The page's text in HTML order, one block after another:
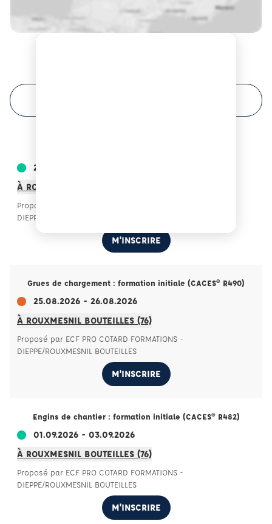
24.08.2026 - 25.08.2026
À ROUXMESNIL BOUTEILLES (76)
Proposé par ECF PRO COTARD FORMATIONS -
DIEPPE/ROUXMESNIL BOUTEILLES
M'INSCRIRE
Grues de chargement : formation initiale (CACES® R490)
25.08.2026 - 26.08.2026
À ROUXMESNIL BOUTEILLES (76)
Proposé par ECF PRO COTARD FORMATIONS -
DIEPPE/ROUXMESNIL BOUTEILLES
M'INSCRIRE
Engins de chantier : formation initiale (CACES® R482)
01.09.2026 - 03.09.2026
À ROUXMESNIL BOUTEILLES (76)
Proposé par ECF PRO COTARD FORMATIONS -
DIEPPE/ROUXMESNIL BOUTEILLES
M'INSCRIRE